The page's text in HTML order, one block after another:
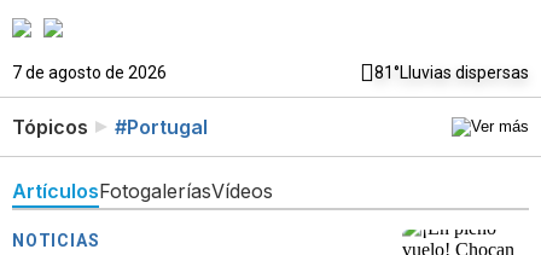
7 de agosto de 2026 81°Lluvias dispersas
Tópicos #Portugal
ArtículosFotogaleríasVídeos
NOTICIAS